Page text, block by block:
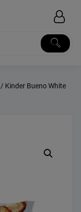
/ Kinder Bueno White